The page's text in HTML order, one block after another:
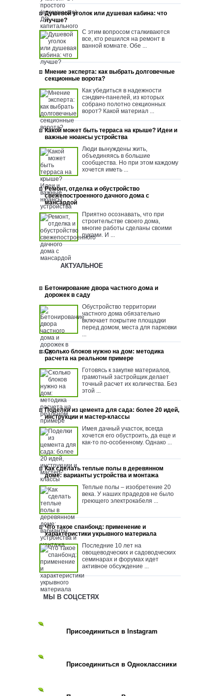
Душевой уголок или душевая кабина: что
лучше?
С этим вопросом сталкиваются
все, кто решился на ремонт в
ванной комнате. Обе ...
Мнение эксперта: как выбрать долговечные
секционные ворота?
Как убедиться в надежности
сэндвич-панелей, из которых
собрано полотно секционных
ворот? Какой материал ...
Какой может быть терраса на крыше? Идеи и
важные нюансы устройства
Люди вынуждены жить,
объединяясь в большие
сообщества. Но при этом каждому
хочется иметь ...
Ремонт, отделка и обустройство
свежепостроенного дачного дома с
мансардой
Приятно осознавать, что при
строительстве своего дома,
многие работы сделаны своими
руками. И ...
АКТУАЛЬНОЕ
Бетонирование двора частного дома и
дорожек в саду
Обустройство территории
частного дома обязательно
включает покрытие площадки
перед домом, места для парковки
Сколько блоков нужно на дом: методика
расчета на реальном примере
Готовясь к закупке материалов,
грамотный застройщик делает
точный расчет их количества. Без
этой ...
Поделки из цемента для сада: более 20 идей,
инструкции и мастер-классы
Имея дачный участок, всегда
хочется его обустроить, да еще и
как-то по-особенному. Однако ...
Как сделать теплые полы в деревянном
доме: варианты устройства и монтажа
Теплые полы – изобретение 20
века. У наших прадедов не было
греющего электрокабеля ...
Что такое спанбонд: применение и
характеристики укрывного материала
Последние 10 лет на
овощеводческих и садоводческих
семинарах и форумах идет
активное обсуждение ...
МЫ В СОЦСЕТЯХ
Присоединиться в Instagram
Присоединиться в Одноклассники